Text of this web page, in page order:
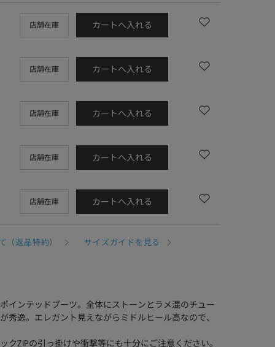
店舗在庫 カートへ入れる
店舗在庫 カートへ入れる
店舗在庫 カートへ入れる
店舗在庫 カートへ入れる
店舗在庫 カートへ入れる
（返品特約）
サイズガイドを見る
インテッドブーツ。全体にストーンとラメ混のチュー
秀逸。エレガント見えながらミドルヒール高なので、
ZIPの引っ掛けや衝撃等にも十分にご注意ください。